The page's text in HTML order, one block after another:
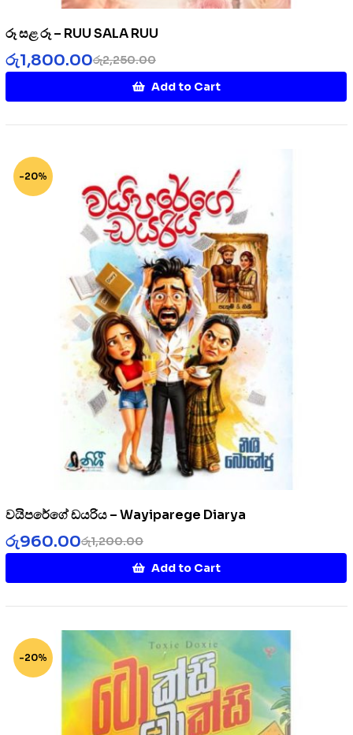
රූ සළ රූ – RUU SALA RUU
රු2,250.00
රු1,800.00
Add to Cart
-20%
වයිපරේගේ ඩයරිය – Wayiparege Diarya
රු1,200.00
රු960.00
Add to Cart
-20%